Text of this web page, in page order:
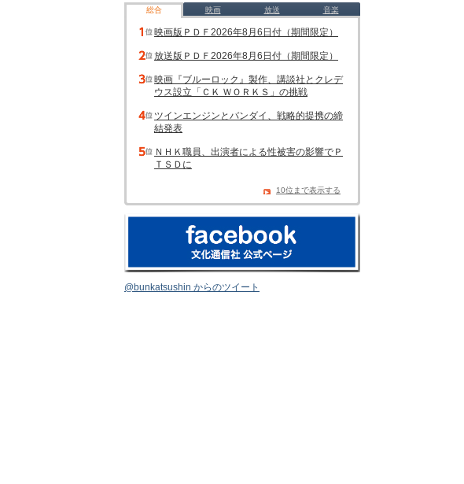
総合 映画 放送 音楽
映画版ＰＤＦ2026年8月6日付（期間限定）
放送版ＰＤＦ2026年8月6日付（期間限定）
映画『ブルーロック』製作、講談社とクレデ
ウス設立「ＣＫ ＷＯＲＫＳ」の挑戦
ツインエンジンとバンダイ、戦略的提携の締
結発表
ＮＨＫ職員、出演者による性被害の影響でＰ
ＴＳＤに
10位まで表示する
@bunkatsushin からのツイート